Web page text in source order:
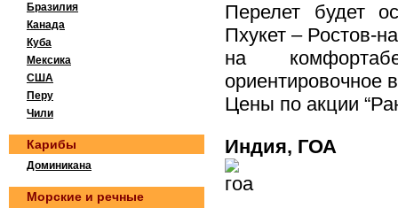
Перелет будет
Пхукет – Ростов-
на
ориентировочное
Цены по акции
Индия, ГОА
Бразилия
Канада
Куба
Мексика
США
Перу
Чили
Карибы
Доминикана
Морские и речные